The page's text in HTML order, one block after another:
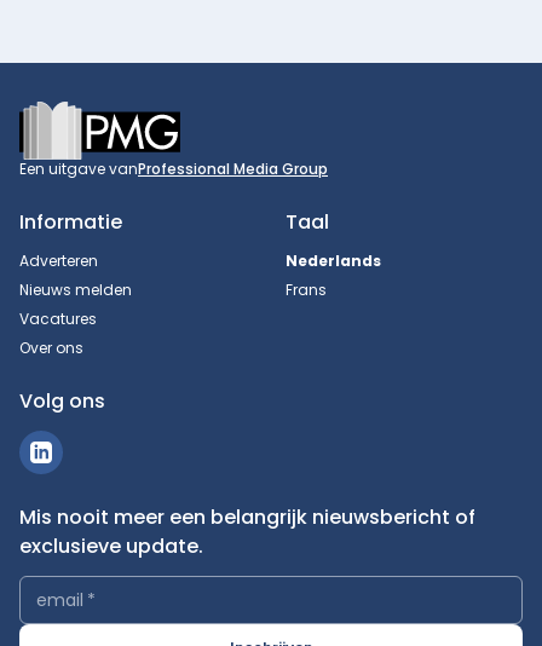
Footer
Een uitgave vanProfessional Media Group
Informatie
Adverteren
Nieuws melden
Vacatures
Over ons
Taal
Nederlands
Frans
Volg ons
Mis nooit meer een belangrijk nieuwsbericht of
exclusieve update.
email *